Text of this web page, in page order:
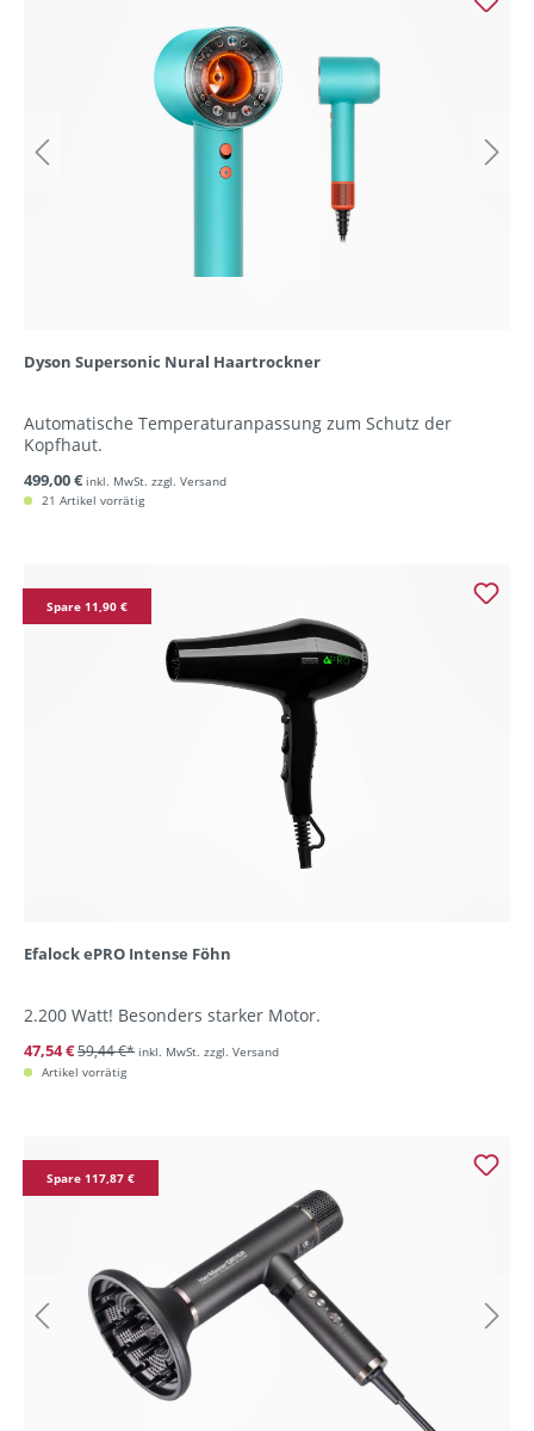
Dyson Supersonic Nural Haartrockner
Automatische Temperaturanpassung zum Schutz der
Kopfhaut.
499,00 € inkl. MwSt. zzgl. Versand
21 Artikel vorrätig
Spare 11,90 €
Efalock ePRO Intense Föhn
2.200 Watt! Besonders starker Motor.
47,54 €59,44 €* inkl. MwSt. zzgl. Versand
Artikel vorrätig
Spare 117,87 €